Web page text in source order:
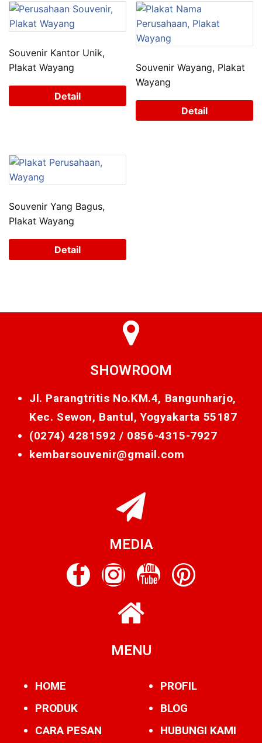
Souvenir Kantor Unik,
Plakat Wayang
Detail
Souvenir Wayang, Plakat
Wayang
Detail
Souvenir Yang Bagus,
Plakat Wayang
Detail
SHOWROOM
Jl. Parangtritis No.KM.4, Bangunharjo,
Kec. Sewon, Bantul, Yogyakarta 55187
(0274) 4281592 / 0856-4315-7927
kembarsouvenir@gmail.com
MEDIA
MENU
HOME
PRODUK
CARA PESAN
PROFIL
BLOG
HUBUNGI KAMI